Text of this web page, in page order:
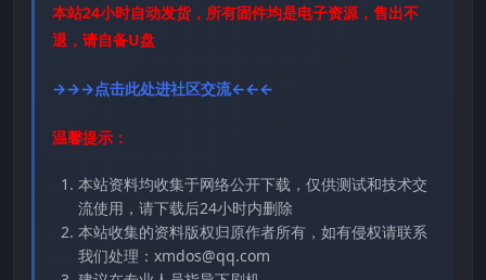
本站24小时自动发货，所有固件均是电子资源，售出不
退，请自备U盘
→→→点击此处进社区交流←←←
温馨提示：
本站资料均收集于网络公开下载，仅供测试和技术交
流使用，请下载后24小时内删除
本站收集的资料版权归原作者所有，如有侵权请联系
我们处理：xmdos@qq.com